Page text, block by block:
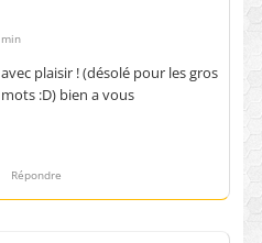
min
avec plaisir ! (désolé pour les gros
mots :D) bien a vous
Répondre